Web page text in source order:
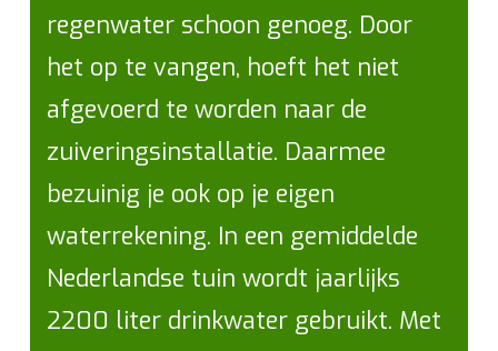
regenwater schoon genoeg. Door
het op te vangen, hoeft het niet
afgevoerd te worden naar de
zuiveringsinstallatie. Daarmee
bezuinig je ook op je eigen
waterrekening. In een gemiddelde
Nederlandse tuin wordt jaarlijks
2200 liter drinkwater gebruikt. Met